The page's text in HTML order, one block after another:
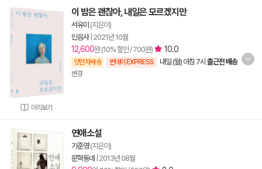
미리보기
이 밤은 괜찮아, 내일은 모르겠지만
서유미 (지은이)
민음사| 2021년 10월
12,600원 (10% 할인 / 700원) 10.0
양탄자배송 썬데이 EXPRESS 내일 (월) 아침 7시 출근전 배송
변경
연애소설
기준영(지은이)
문학동네
2013년 08월